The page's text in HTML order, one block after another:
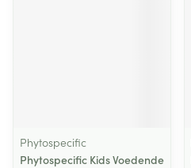
Phytospecific
Phytospecific Kids Voedende